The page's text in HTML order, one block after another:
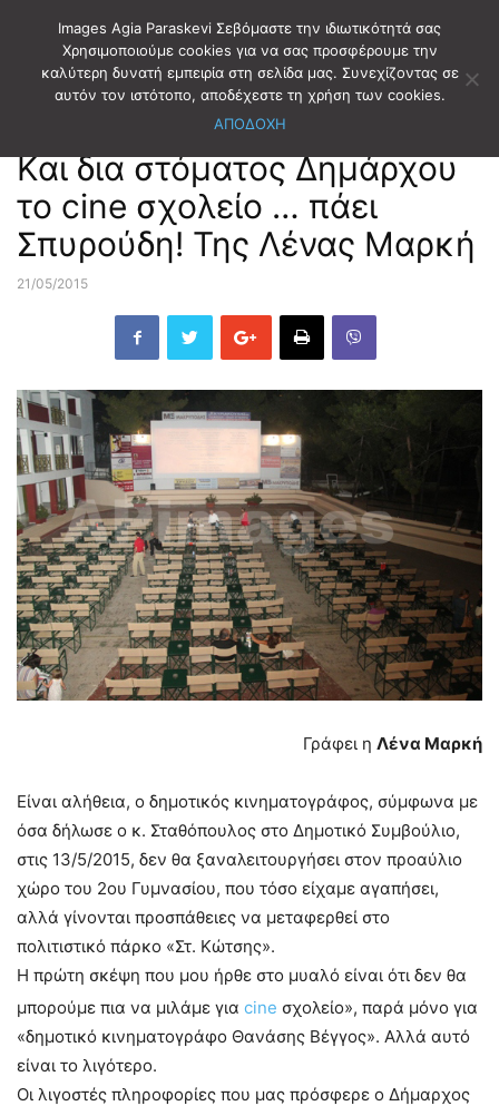
Αρχική EDITORIAL
Και δια στόματος Δημάρχου
το cine σχολείο … πάει
Σπυρούδη! Της Λένας Μαρκή
21/05/2015
Γράφει η Λένα Μαρκή
Είναι αλήθεια, ο δημοτικός κινηματογράφος, σύμφωνα με
όσα δήλωσε ο κ. Σταθόπουλος στο Δημοτικό Συμβούλιο,
στις 13/5/2015, δεν θα ξαναλειτουργήσει στον προαύλιο
χώρο του 2ου Γυμνασίου, που τόσο είχαμε αγαπήσει,
αλλά γίνονται προσπάθειες να μεταφερθεί στο
πολιτιστικό πάρκο «Στ. Κώτσης».
Η πρώτη σκέψη που μου ήρθε στο μυαλό είναι ότι δεν θα
μπορούμε πια να μιλάμε για cine σχολείο», παρά μόνο για
«δημοτικό κινηματογράφο Θανάσης Βέγγος». Αλλά αυτό
είναι το λιγότερο.
Οι λιγοστές πληροφορίες που μας πρόσφερε ο Δήμαρχος
Images Agia Paraskevi Σεβόμαστε την ιδιωτικότητά σας
Χρησιμοποιούμε cookies για να σας προσφέρουμε την
καλύτερη δυνατή εμπειρία στη σελίδα μας. Συνεχίζοντας σε
αυτόν τον ιστότοπο, αποδέχεστε τη χρήση των cookies.
ΑΠΟΔΟΧΗ